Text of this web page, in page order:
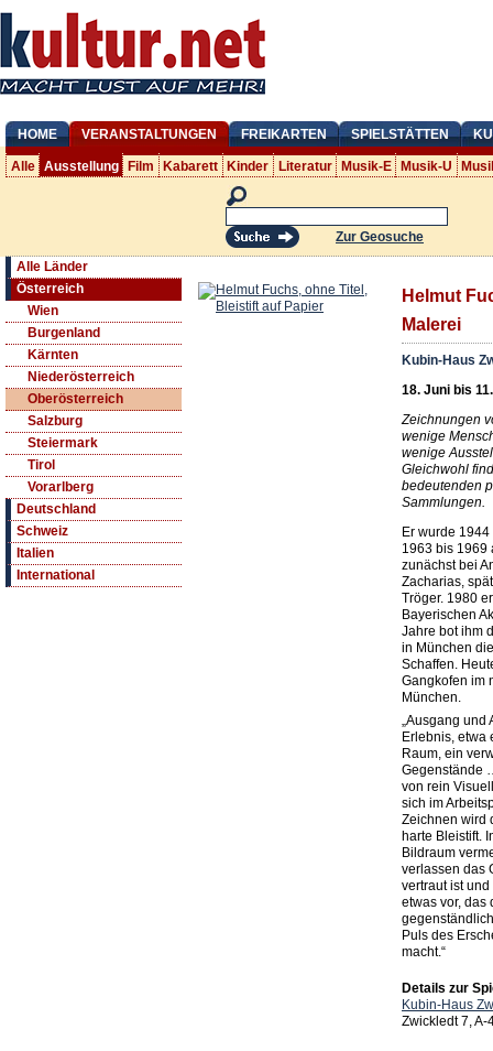
HOME VERANSTALTUNGEN FREIKARTEN SPIELSTÄTTEN
Alle Ausstellung Film Kabarett Kinder Literatur Musik-E Musik-U
Zur Geosuche
Alle Länder
Österreich
Wien
Burgenland
Kärnten
Niederösterreich
Oberösterreich
Salzburg
Steiermark
Tirol
Vorarlberg
Deutschland
Schweiz
Italien
International
Helmut
Malerei
Kubin-Haus
18. Juni bis
Zeichnungen
wenige
wenige
Gleichwohl
bedeutenden
Sammlungen.
Er wurde
1963 bis 1969
zunächst bei
Zacharias,
Tröger. 1980
Bayerischen
Jahre bot ihm
in München
Schaffen.
Gangkofen im
München.
„Ausgang und
Erlebnis, etwa
Raum, ein
Gegenstände
von rein
sich im
Zeichnen wird
harte Bleistift.
Bildraum
verlassen das
vertraut ist
etwas vor, das
Puls des
macht.“
Details zur
Kubin-Haus
Zwickledt 7, A-